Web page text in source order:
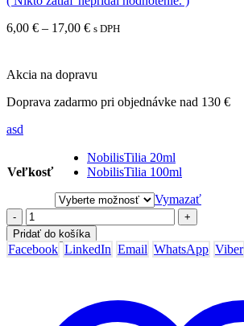
6,00 € – 17,00 €Price
through
s DPH
Akcia na dopravu
Doprava zadarmo pri objednávke nad 130 €
asd
Veľkosť
NobilisTilia 20ml
NobilisTilia 100ml
Vymazať
-
+
Pridať do košíka
Facebook LinkedIn Email WhatsApp Viber